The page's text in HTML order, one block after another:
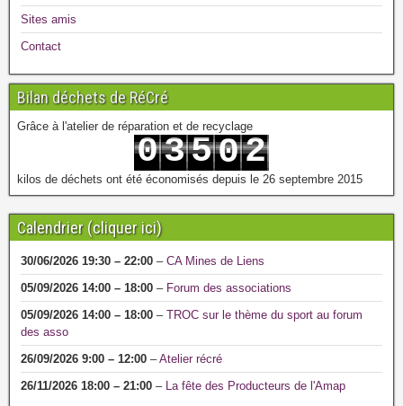
Sites amis
Contact
Bilan déchets de RéCré
Grâce à l'atelier de réparation et de recyclage
0
1
3
4
5
6
0
1
2
3
kilos de déchets ont été économisés depuis le 26 septembre 2015
Calendrier (cliquer ici)
30/06/2026 19:30 – 22:00 – CA Mines de Liens
05/09/2026 14:00 – 18:00 – Forum des associations
05/09/2026 14:00 – 18:00 – TROC sur le thème du sport au forum
des asso
26/09/2026 9:00 – 12:00 –Atelier récré
26/11/2026 18:00 – 21:00 – La fête des Producteurs de l'Amap